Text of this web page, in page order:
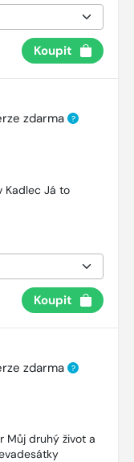
Koupit
zdarma ?
Kadlec Já to
Koupit
zdarma ?
Můj druhý život a